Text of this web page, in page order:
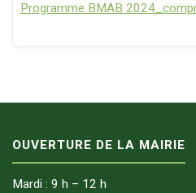
Programme BMAB
OUVERTURE DE LA MAIRIE
Mardi : 9 h – 12 h